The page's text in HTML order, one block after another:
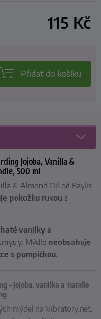
115 Kč
Přidat do košíku
Jojoba, Vanilla &
500 ml
& Almond Oil od Baylis
pokožku rukou a
vanilky a
Mýdlo neobsahuje
s pumpičkou.
– jojoba, vanilka a mandle
mýdel na Vibratory.net.